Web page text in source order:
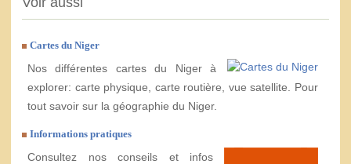
Cartes du Niger
Nos différentes cartes du Niger à
explorer: carte physique, carte routière, vue satellite. Pour
tout savoir sur la géographie du Niger.
Informations pratiques
Consultez nos conseils et infos